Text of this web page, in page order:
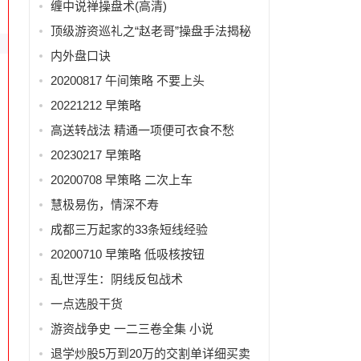
缠中说禅操盘术(高清)
顶级游资巡礼之“赵老哥”操盘手法揭秘
内外盘口诀
20200817 午间策略 不要上头
20221212 早策略
高送转战法 精通一项便可衣食不愁
20230217 早策略
20200708 早策略 二次上车
慧极易伤，情深不寿
成都三万起家的33条短线经验
20200710 早策略 低吸核按钮
乱世浮生：阴线反包战术
一点选股干货
游资战争史 一二三卷全集 小说
退学炒股5万到20万的交割单详细买卖